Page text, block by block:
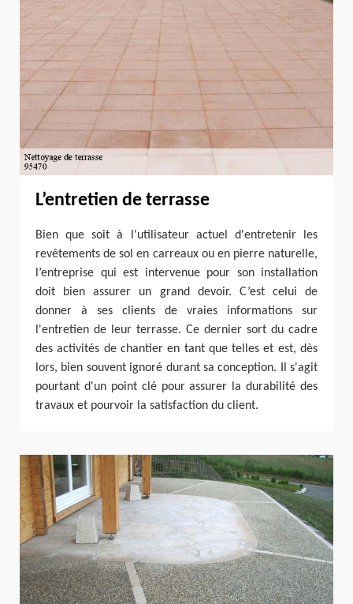
L’entretien de terrasse
Bien que soit à l'utilisateur actuel d'entretenir les
revêtements de sol en carreaux ou en pierre naturelle,
l’entreprise qui est intervenue pour son installation
doit bien assurer un grand devoir. C’est celui de
donner à ses clients de vraies informations sur
l'entretien de leur terrasse. Ce dernier sort du cadre
des activités de chantier en tant que telles et est, dès
lors, bien souvent ignoré durant sa conception. Il s'agit
pourtant d'un point clé pour assurer la durabilité des
travaux et pourvoir la satisfaction du client.